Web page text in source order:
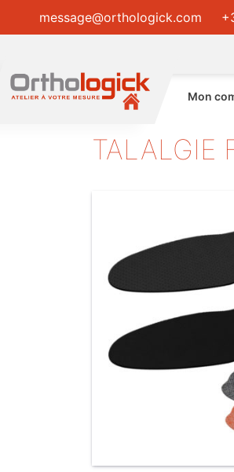
message@orthologick.com
Mon
TALALGIE